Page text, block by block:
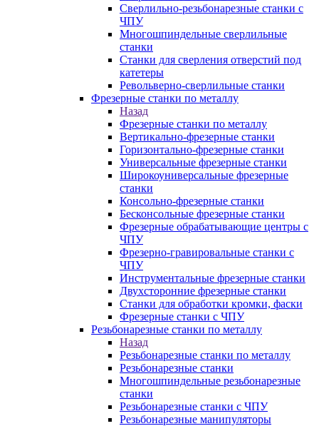
Сверлильно-резьбонарезные станки с
ЧПУ
Многошпиндельные сверлильные
станки
Станки для сверления отверстий под
катетеры
Револьверно-сверлильные станки
Фрезерные станки по металлу
Назад
Фрезерные станки по металлу
Вертикально-фрезерные станки
Горизонтально-фрезерные станки
Универсальные фрезерные станки
Широкоуниверсальные фрезерные
станки
Консольно-фрезерные станки
Бесконсольные фрезерные станки
Фрезерные обрабатывающие центры с
ЧПУ
Фрезерно-гравировальные станки с
ЧПУ
Инструментальные фрезерные станки
Двухсторонние фрезерные станки
Станки для обработки кромки, фаски
Фрезерные станки с ЧПУ
Резьбонарезные станки по металлу
Назад
Резьбонарезные станки по металлу
Резьбонарезные станки
Многошпиндельные резьбонарезные
станки
Резьбонарезные станки с ЧПУ
Резьбонарезные манипуляторы